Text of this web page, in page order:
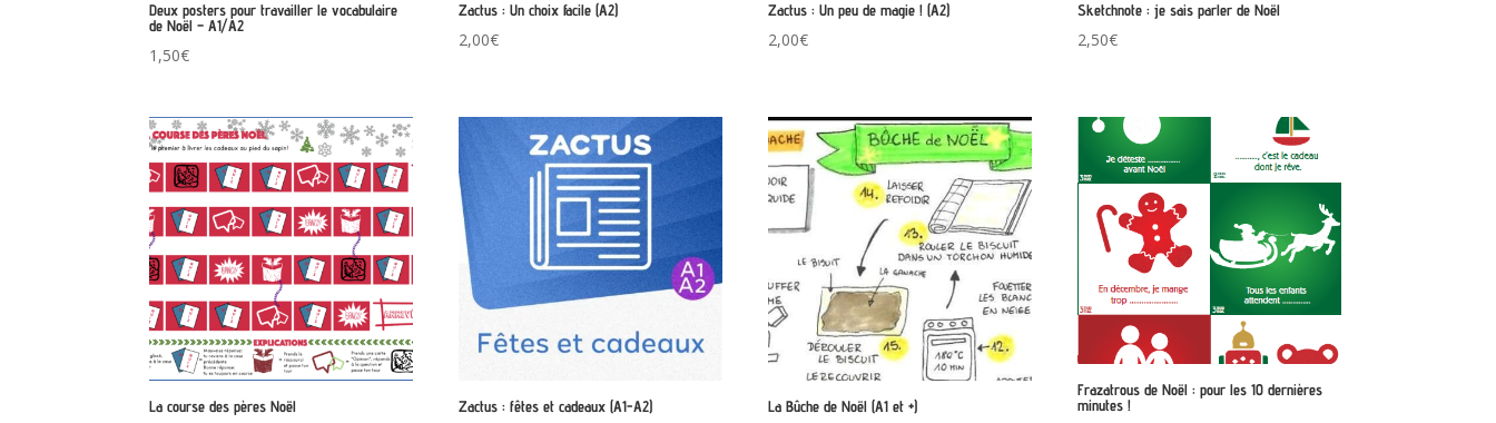
Deux posters pour travailler le vocabulaire
de Noël – A1/A2
1,50€
Zactus : Un choix facile (A2)
2,00€
Zactus : Un peu de magie ! (A2)
2,00€
Sketchnote : je sais parler de Noël
2,50€
La course des pères Noël Zactus : fêtes et cadeaux (A1-A2) La Bûche de Noël (A1 et +)
Frazatrous de Noël : pour les 10 dernières
minutes !